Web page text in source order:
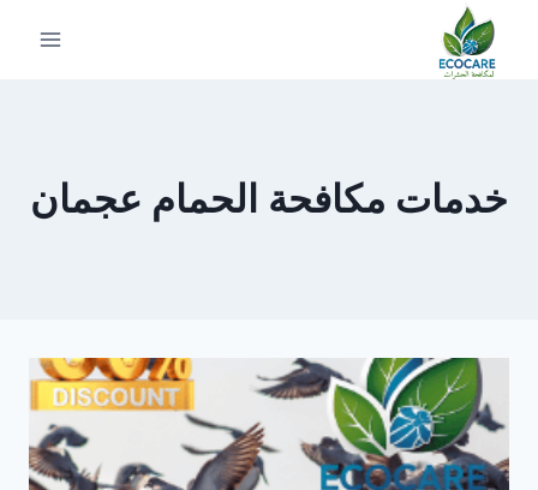
التجاوز
خدمات مكافحة الحمام عجمان